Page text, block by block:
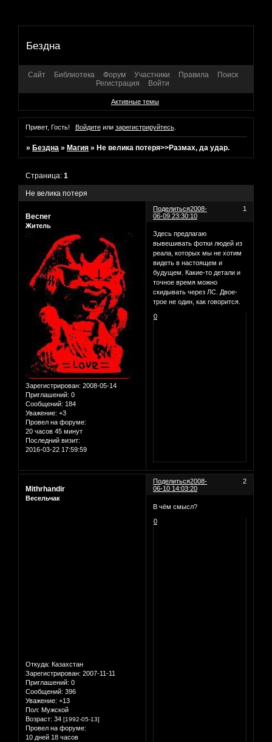
Бездна
Сайт Библиотека Форум Участники Правила
Поиск
Регистрация
Войти
Активные темы
Привет, Гость! Войдитеили зарегистрируйтесь.
»Бездна »Магия »Не велика потеря>>Размах, да удар.
Не велика потеря
Страница:1
Поделиться 1
2008-
06-09 23:30:10
Becner
Житель
Зарегистрирован: 2008-05-14
Приглашений: 0
Сообщений: 184
Уважение: +3
Провел на форуме:
20 часов 45 минут
Последний визит:
2016-03-22 17:59:59
Здесь предлагаю
вывешивать фотки людей из
реала, которых мы не хотим
видеть в настоящем и
будущем. Какие-то детали и
точное время можно
скидывать через ЛС. Двое-
трое не один, как говорится.
0
Поделиться 2
2008-
06-10 14:03:20
Mithrhandir
Весельчак
Откуда: Казахстан
Зарегистрирован: 2007-11-11
Приглашений: 0
Сообщений: 396
Уважение: +13
Пол: Мужской
Возраст: 34 [1992-05-13]
Провел на форуме:
10 дней 18 часов
В чём смысл?
0